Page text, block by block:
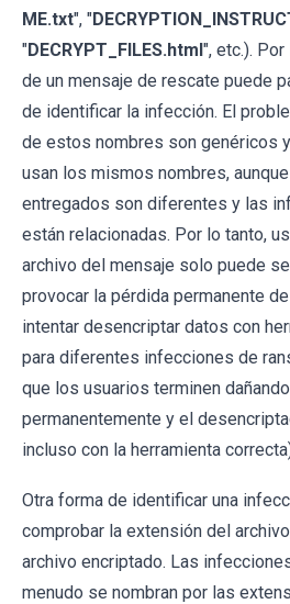
ME.txt", "
"DECRYPT_FILES.html", etc.).
de un mensaje de rescate puede
de identificar la infección. El
de estos nombres son genéricos
usan los mismos nombres,
entregados son diferentes y las
están relacionadas. Por lo tanto,
archivo del mensaje solo puede
provocar la pérdida permanente
intentar desencriptar datos con
para diferentes infecciones de
que los usuarios terminen
permanentemente y el
incluso con la herramienta
Otra forma de identificar una
comprobar la extensión del
archivo encriptado. Las
menudo se nombran por las